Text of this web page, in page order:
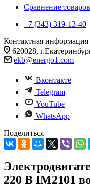
Сравнение товаров
+7 (343) 319-13-40
Контактная информация
620028,
ekb@energo1.com
Вконтакте
Telegram
YouTube
WhatsApp
Поделиться
220 В IM2101